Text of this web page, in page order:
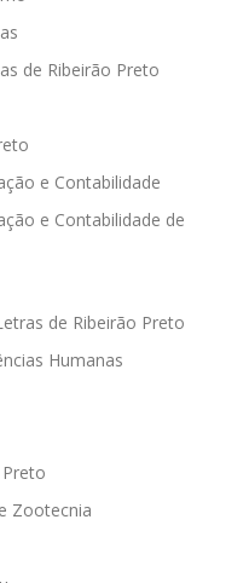
de Ribeirão Preto
e Contabilidade
e Contabilidade de
de Ribeirão Preto
Humanas
Zootecnia